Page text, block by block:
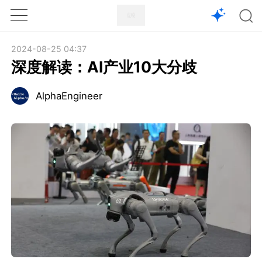
1X
2024-08-25 04:37
深度解读：AI产业10大分歧
AlphaEngineer